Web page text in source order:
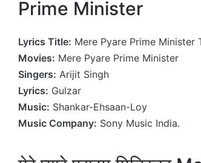
Prime Minister
Lyrics Title: Mere Pyare Prime Minister
Movies: Mere Pyare Prime Minister
Singers: Arijit Singh
Lyrics: Gulzar
Music: Shankar-Ehsaan-Loy
Music Company: Sony Music India.